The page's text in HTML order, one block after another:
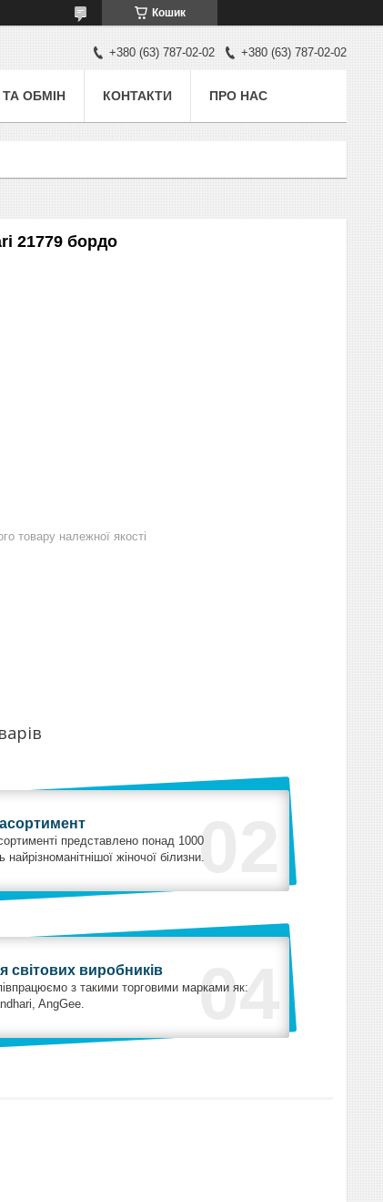
Кошик
+380 (63) 787-02-02 +380 (63) 787-02-02
ОБМІН КОНТАКТИ ПРО НАС
21779 бордо
товару належної якості
02
представлено понад 1000
жіночої білизни.
04
світових виробників
з такими торговими марками як:
AngGee.